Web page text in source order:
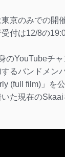
京のみでの開催
付は12/8の
のYouTubeチ
るバンドメン
(full film)」を公
た現在の